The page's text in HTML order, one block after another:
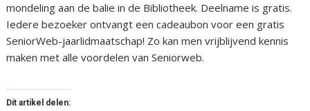
mondeling aan de balie in de Bibliotheek. Deelname is gratis.
Iedere bezoeker ontvangt een cadeaubon voor een gratis
SeniorWeb-jaarlidmaatschap! Zo kan men vrijblijvend kennis
maken met alle voordelen van Seniorweb.
Dit artikel delen: